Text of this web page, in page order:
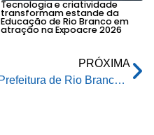
Tecnologia e criatividade
transformam estande da
Educação de Rio Branco em
atração na Expoacre 2026
PRÓXIMA
Prefeitura de Rio Branco inicia ação de saúde itinerante em comunidades ribeirinhas